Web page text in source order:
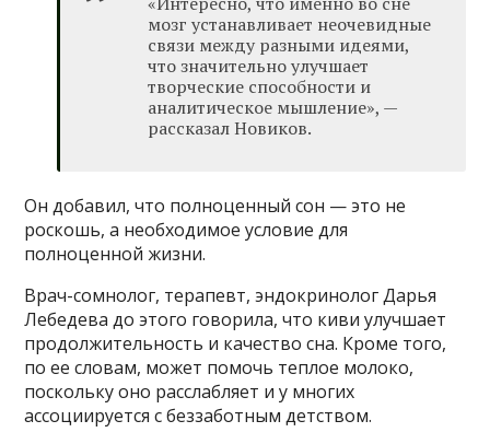
мозг устанавливает неочевидные
связи между разными идеями,
что значительно улучшает
творческие способности и
аналитическое мышление», —
рассказал Новиков.
Он добавил, что полноценный сон — это не
роскошь, а необходимое условие для
полноценной жизни.
Врач-сомнолог, терапевт, эндокринолог Дарья
Лебедева до этого говорила, что киви улучшает
продолжительность и качество сна. Кроме того,
по ее словам, может помочь теплое молоко,
поскольку оно расслабляет и у многих
ассоциируется с беззаботным детством.